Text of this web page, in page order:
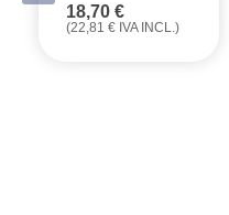
18,70 €
(22,81 € IVA INCL.)